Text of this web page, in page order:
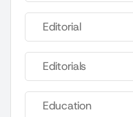
Editorial
Editorials
Education